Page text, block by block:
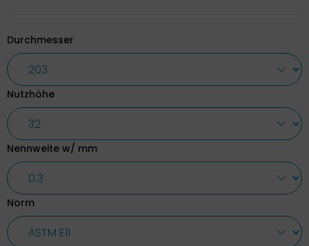
Durchmesser
Nutzhöhe
Nennweite w/ mm
Norm